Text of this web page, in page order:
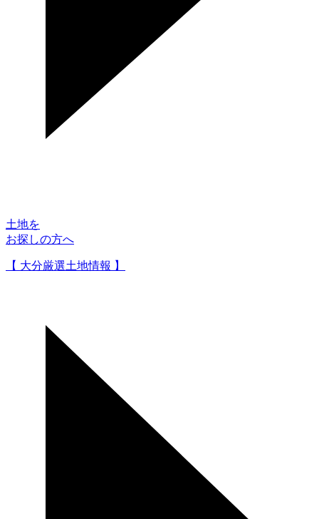
土地を
お探しの方へ
【 大分厳選土地情報 】